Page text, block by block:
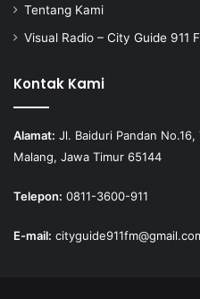
Tentang Kami
Visual Radio – City Guide 911
Kontak Kami
Alamat: Jl. Baiduri Pandan
Malang, Jawa Timur 65144
Telepon: 0811-3600-911
E-mail: